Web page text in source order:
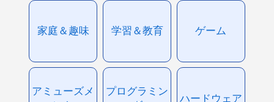
家庭＆趣味 学習＆教育 ゲーム
アミューズメ
プログラミン
ハードウェア